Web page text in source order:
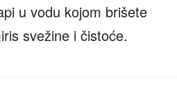
u vodu kojom brišete
svežine i čistoće.